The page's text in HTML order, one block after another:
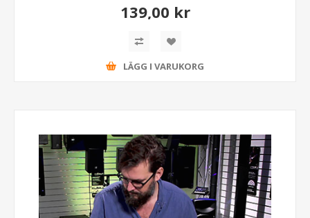
139,00 kr
LÄGG I VARUKORG